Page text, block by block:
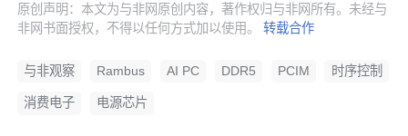
原创声明：本文为与非网原创内容，著作权归与非网所有。未经与
非网书面授权，不得以任何方式加以使用。转载合作
与非观察 Rambus AI PC DDR5 PCIM 时序控制
消费电子 电源芯片